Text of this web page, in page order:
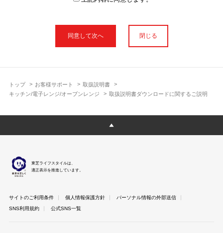
トップ お客様サポート
取扱説明書
キッチン/電子レンジ/オーブンレンジ
取扱説明書ダウンロードに関するご説明
使用上のご注意や安全上のご注意、また測定基準や数値等は取扱
説明書が作成された時点での基準に応じた内容となっております
明書以外の印刷物が同梱されている場合がありますが、本サイト
ではそれらを全て公開しておりませんのであらかじめご了承くだ
本サイトのサービスは予告なく中止または内容を変更する場合が
ございますのであらかじめご了承ください。
さま以外からのお問い合わせにはお答えできない場合があります
のであらかじめご了承ください。
閉じる
東芝ライフスタイルは、
適正表示を推進しています。
サイトのご利用条件 個人情報保護方針
パーソナル情報の外部送信
SNS利用規約
公式SNS一覧